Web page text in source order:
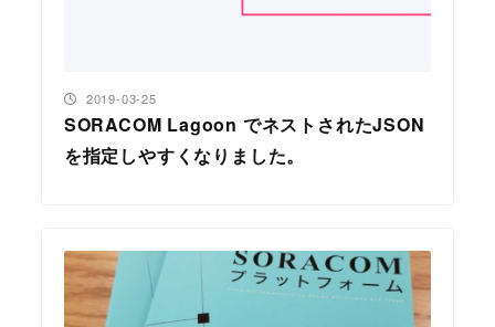
SORACOM Lagoon でネストされたJSON
を指定しやすくなりました。
投稿日
2019-03-25